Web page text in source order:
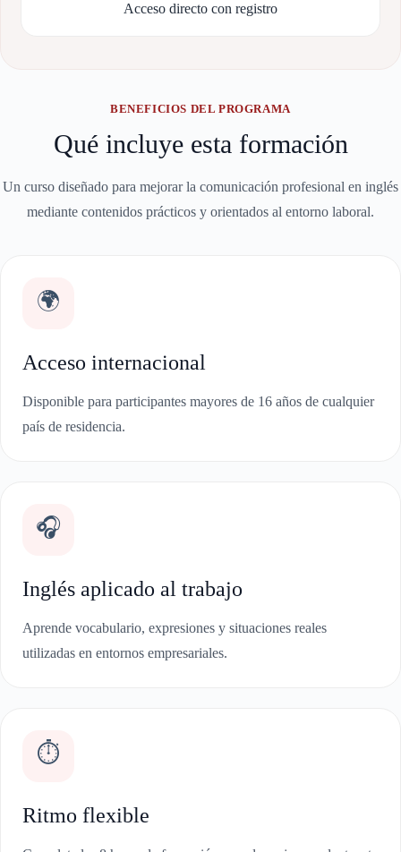
Acceso directo con registro
BENEFICIOS DEL PROGRAMA
Qué incluye esta formación
Un curso diseñado para mejorar la comunicación profesional en inglés
mediante contenidos prácticos y orientados al entorno laboral.
🌍
Acceso internacional
Disponible para participantes mayores de 16 años de cualquier
país de residencia.
🎧
Inglés aplicado al trabajo
Aprende vocabulario, expresiones y situaciones reales
utilizadas en entornos empresariales.
⏱️
Ritmo flexible